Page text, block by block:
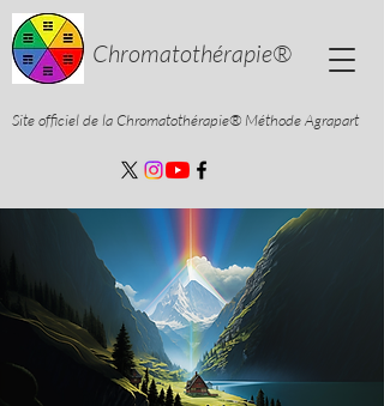
Chromatothérapie®
Site officiel de la Chromatothérapie® Méthode Agrapart